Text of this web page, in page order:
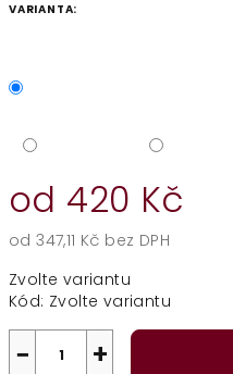
VARIANTA:
od 420 Kč
od347,11 Kč bez DPH
cena:
Zvolte variantu
Kód: Zvolte variantu
+
−